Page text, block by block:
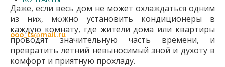
+7 (47545) 2-49-80
+7 (47545) 2-85-15
ooo_ts@mail.ru
Даже, если весь дом не может охлаждаться одним
из них, можно установить кондиционеры в
каждую комнату, где жители дома или квартиры
проводят значительную часть времени, и
превратить летний невыносимый зной и духоту в
комфорт и приятную прохладу.